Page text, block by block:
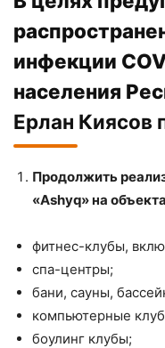
инфекции
населения
Ерлан Киясов
Продолжить
«Ashyq» на
фитнес-клубы,
спа-центры;
бани, сауны,
компьютерные
боулинг клубы;